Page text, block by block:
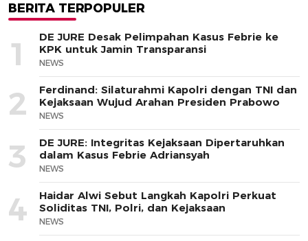
BERITA TERPOPULER
1
DE JURE Desak Pelimpahan Kasus Febrie ke
KPK untuk Jamin Transparansi
NEWS
2
Ferdinand: Silaturahmi Kapolri dengan TNI dan
Kejaksaan Wujud Arahan Presiden Prabowo
NEWS
3
DE JURE: Integritas Kejaksaan Dipertaruhkan
dalam Kasus Febrie Adriansyah
NEWS
4
Haidar Alwi Sebut Langkah Kapolri Perkuat
Soliditas TNI, Polri, dan Kejaksaan
NEWS